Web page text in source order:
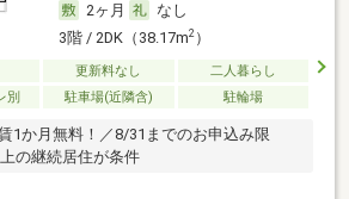
2ヶ月
なし
3階 / 2DK（38.17m2）
更新料なし
二人暮らし
別
駐車場(近隣含) 駐輪場
1か月無料！／8/31までのお申込み限
の継続居住が条件